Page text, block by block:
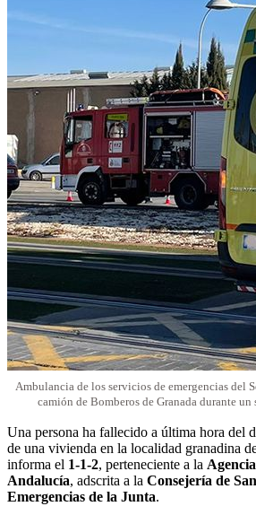
Ambulancia de los servicios de emergencias del
camión de Bomberos de Granada durante
Una persona ha fallecido a última hora del
de una vivienda en la localidad granadina
informa el 1-1-2, perteneciente a la
Andalucía, adscrita a la Consejería de
Emergencias de la Junta.